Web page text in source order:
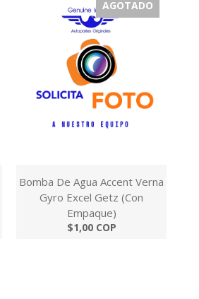
AGOTADO
Bomba De Agua Accent Verna
Gyro Excel Getz (Con
Empaque)
$1,00 COP